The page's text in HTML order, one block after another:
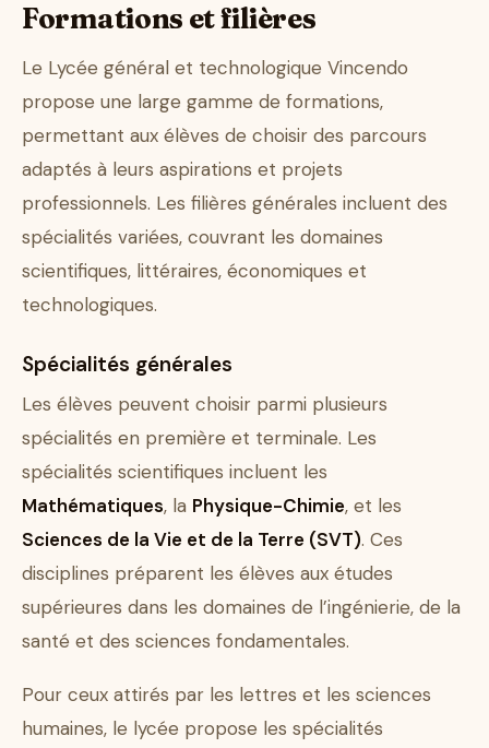
Formations et filières
Le Lycée général et technologique Vincendo
propose une large gamme de formations,
permettant aux élèves de choisir des parcours
adaptés à leurs aspirations et projets
professionnels. Les filières générales incluent des
spécialités variées, couvrant les domaines
scientifiques, littéraires, économiques et
technologiques.
Spécialités générales
Les élèves peuvent choisir parmi plusieurs
spécialités en première et terminale. Les
spécialités scientifiques incluent les
Mathématiques, la Physique-Chimie, et les
Sciences de la Vie et de la Terre (SVT). Ces
disciplines préparent les élèves aux études
supérieures dans les domaines de l’ingénierie, de la
santé et des sciences fondamentales.
Pour ceux attirés par les lettres et les sciences
humaines, le lycée propose les spécialités